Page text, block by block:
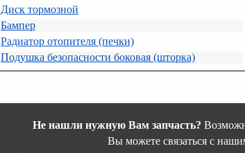
Диск тормозной
Бампер
Радиатор отопителя (печки)
Подушка безопасности боковая (шторка)
Не нашли нужную Вам запчасть?
Вы можете связаться с